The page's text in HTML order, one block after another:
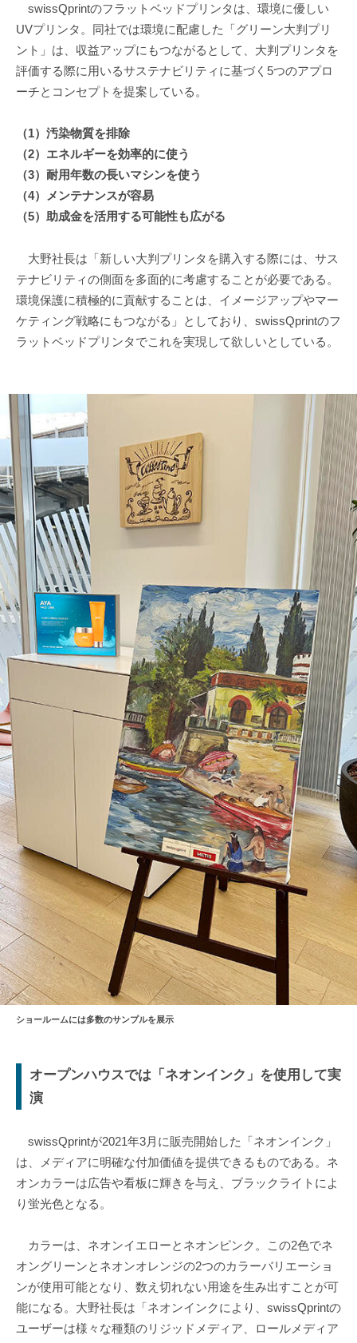
swissQprintのフラットベッドプリンタは、環境に優しい
UVプリンタ。同社では環境に配慮した「グリーン大判プリ
ント」は、収益アップにもつながるとして、大判プリンタを
評価する際に用いるサステナビリティに基づく5つのアプロ
ーチとコンセプトを提案している。
（1）汚染物質を排除
（2）エネルギーを効率的に使う
（3）耐用年数の長いマシンを使う
（4）メンテナンスが容易
（5）助成金を活用する可能性も広がる
大野社長は「新しい大判プリンタを購入する際には、サス
テナビリティの側面を多面的に考慮することが必要である。
環境保護に積極的に貢献することは、イメージアップやマー
ケティング戦略にもつながる」としており、swissQprintのフ
ラットベッドプリンタでこれを実現して欲しいとしている。
ショールームには多数のサンプルを展示
オープンハウスでは「ネオンインク」を使用して実
演
swissQprintが2021年3月に販売開始した「ネオンインク」
は、メディアに明確な付加価値を提供できるものである。ネ
オンカラーは広告や看板に輝きを与え、ブラックライトによ
り蛍光色となる。
カラーは、ネオンイエローとネオンピンク。この2色でネ
オングリーンとネオンオレンジの2つのカラーバリエーショ
ンが使用可能となり、数え切れない用途を生み出すことが可
能になる。大野社長は「ネオンインクにより、swissQprintの
ユーザーは様々な種類のリジッドメディア、ロールメディア